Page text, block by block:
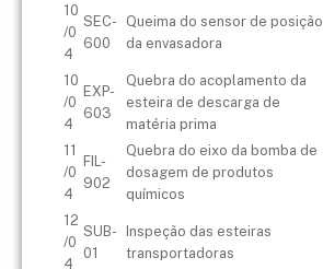
10
/0
4
SEC-
600
Queima do sensor de posição
da envasadora
10
/0
4
EXP-
603
Quebra do acoplamento da
esteira de descarga de
matéria prima
11
/0
4
FIL-
902
Quebra do eixo da bomba de
dosagem de produtos
químicos
12
/0
4
SUB-
01
Inspeção das esteiras
transportadoras